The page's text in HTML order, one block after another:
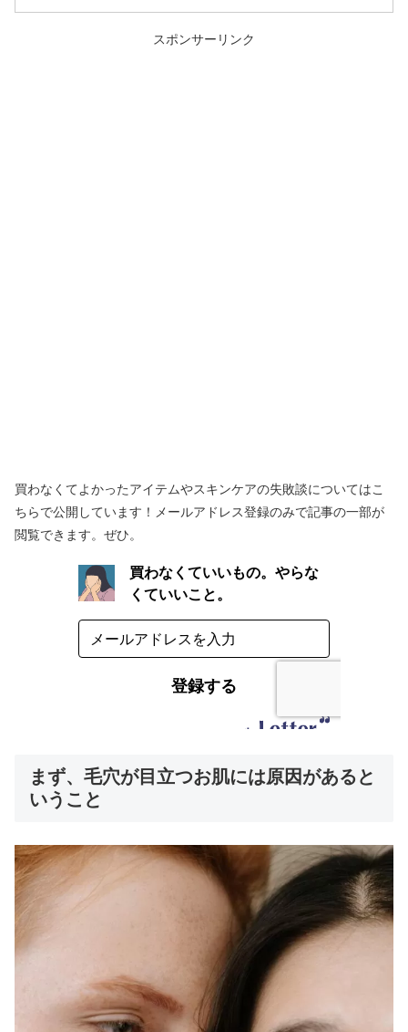
スポンサーリンク
買わなくてよかったアイテムやスキンケアの失敗談についてはこ
ちらで公開しています！メールアドレス登録のみで記事の一部が
閲覧できます。ぜひ。
まず、毛穴が目立つお肌には原因があると
いうこと